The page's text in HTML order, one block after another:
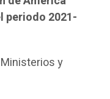
periodo 2021-
y